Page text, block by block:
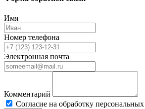
Имя
Номер телефона
Электронная почта
Комментарий
Согласие на обработку